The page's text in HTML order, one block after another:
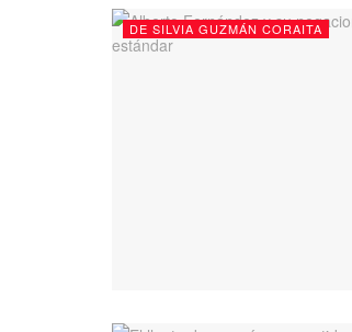
DE SILVIA GUZMÁN CORAITA